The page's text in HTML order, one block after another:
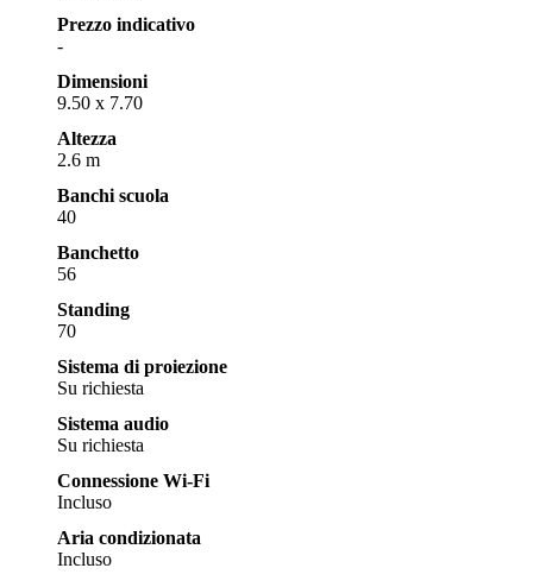
Prezzo indicativo
-
Dimensioni
9.50 x 7.70
Altezza
2.6 m
Banchi scuola
40
Banchetto
56
Standing
70
Sistema di proiezione
Su richiesta
Sistema audio
Su richiesta
Connessione Wi-Fi
Incluso
Aria condizionata
Incluso